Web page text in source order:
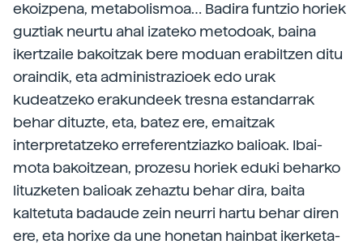
ekoizpena, metabolismoa… Badira funtzio horiek
guztiak neurtu ahal izateko metodoak, baina
ikertzaile bakoitzak bere moduan erabiltzen ditu
oraindik, eta administrazioek edo urak
kudeatzeko erakundeek tresna estandarrak
behar dituzte, eta, batez ere, emaitzak
interpretatzeko erreferentziazko balioak. Ibai-
mota bakoitzean, prozesu horiek eduki beharko
lituzketen balioak zehaztu behar dira, baita
kaltetuta badaude zein neurri hartu behar diren
ere, eta horixe da une honetan hainbat ikerketa-